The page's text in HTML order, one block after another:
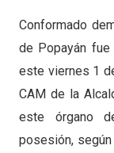
Conformado
de Popayán
este viernes 1
CAM de la
este órgano
posesión,